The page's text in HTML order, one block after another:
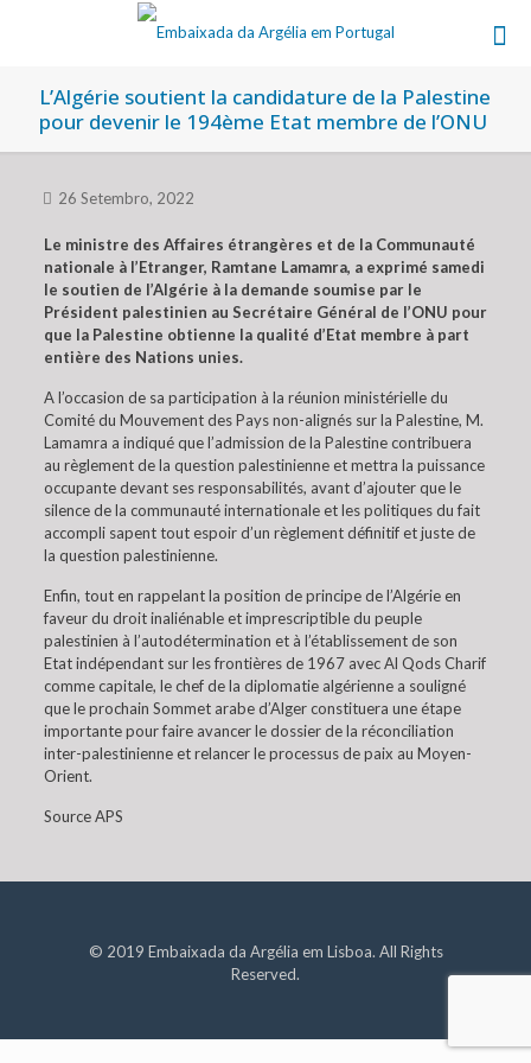
L’Algérie soutient la candidature de la Palestine
pour devenir le 194ème Etat membre de l’ONU
26 Setembro, 2022
Le ministre des Affaires étrangères et de la Communauté
nationale à l’Etranger, Ramtane Lamamra, a exprimé samedi
le soutien de l’Algérie à la demande soumise par le
Président palestinien au Secrétaire Général de l’ONU pour
que la Palestine obtienne la qualité d’Etat membre à part
entière des Nations unies.
A l’occasion de sa participation à la réunion ministérielle du
Comité du Mouvement des Pays non-alignés sur la Palestine, M.
Lamamra a indiqué que l’admission de la Palestine contribuera
au règlement de la question palestinienne et mettra la puissance
occupante devant ses responsabilités, avant d’ajouter que le
silence de la communauté internationale et les politiques du fait
accompli sapent tout espoir d’un règlement définitif et juste de
la question palestinienne.
Enfin, tout en rappelant la position de principe de l’Algérie en
faveur du droit inaliénable et imprescriptible du peuple
palestinien à l’autodétermination et à l’établissement de son
Etat indépendant sur les frontières de 1967 avec Al Qods Charif
comme capitale, le chef de la diplomatie algérienne a souligné
que le prochain Sommet arabe d’Alger constituera une étape
importante pour faire avancer le dossier de la réconciliation
inter-palestinienne et relancer le processus de paix au Moyen-
Orient.
Source APS
© 2019 Embaixada da Argélia em Lisboa. All Rights
Reserved.